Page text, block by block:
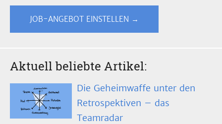
JOB-ANGEBOT EINSTELLEN →
Aktuell beliebte Artikel:
Die Geheimwaffe unter den
Retrospektiven – das
Teamradar